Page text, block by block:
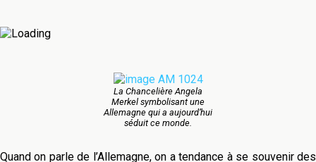
La Chancelière Angela
Merkel symbolisant une
Allemagne qui a aujourd’hui
séduit ce monde.
Quand on parle de l’Allemagne, on a tendance à se souvenir des